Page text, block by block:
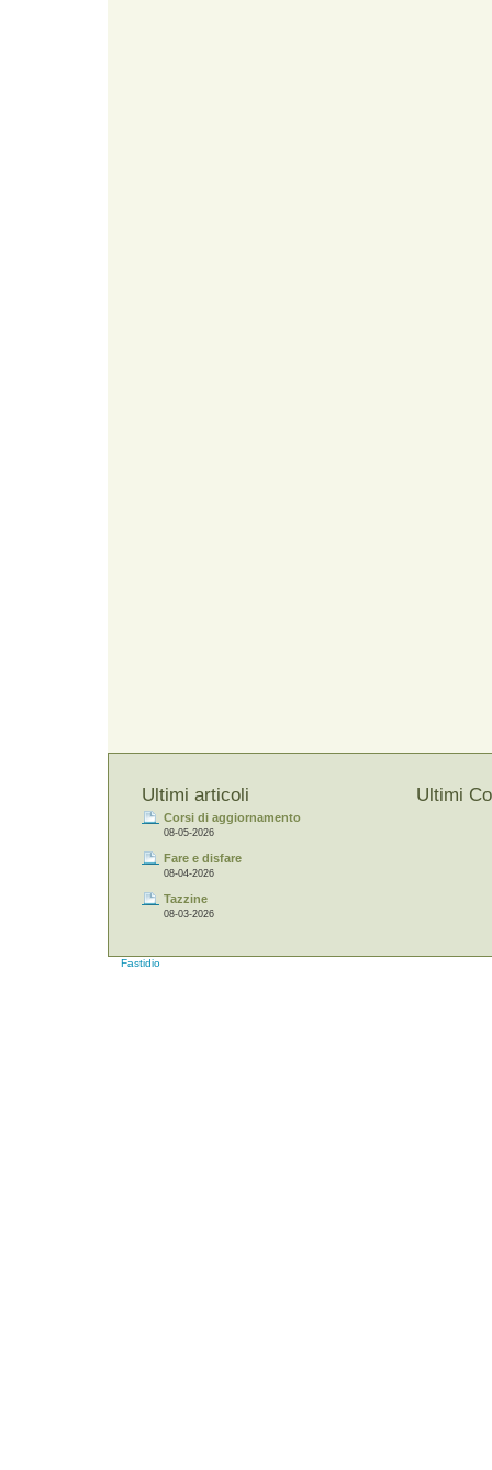
Ultimi articoli
Corsi di aggiornamento
08-05-2026
Fare e disfare
08-04-2026
Tazzine
08-03-2026
Ultimi
Fastidio